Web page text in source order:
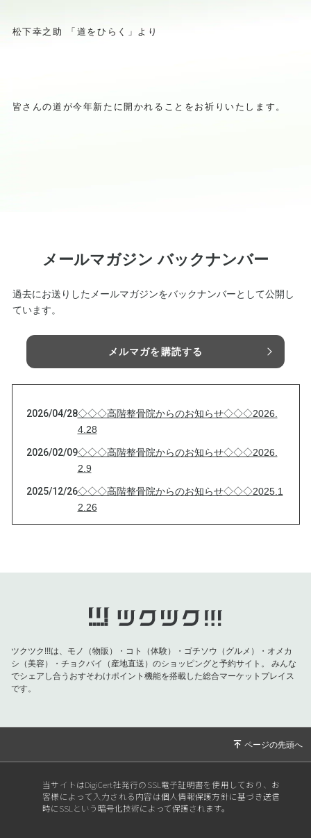
松下幸之助 「道をひらく」より
皆さんの道が今年新たに開かれることをお祈りいたします。
メールマガジン バックナンバー
過去にお送りしたメールマガジンをバックナンバーとして公開し
ています。
メルマガを購読する
2026/04/28◇◇◇高階整骨院からのお知らせ◇◇◇2026.
4.28
2026/02/09◇◇◇高階整骨院からのお知らせ◇◇◇2026.
2.9
2025/12/26◇◇◇高階整骨院からのお知らせ◇◇◇2025.1
2.26
◇◇◇高階整骨院からのお知らせ◇◇◇2025.
8.10
2025/05/26 ◇◇◇高階整骨院からのお知らせ◇◇◇2025.
5.26
2025/04/14
2025/03/15明日3月16日(日)丹波市春日町『おばあちゃん
2025/01/31イベント&キャンペーンのお知らせ！
2025/01/05年始のご挨拶/高階整骨院
2024/12/23年末年始のお知らせ
ツクツク!!!は、モノ（物販）・コト（体験）・ゴチソウ（グルメ）・オメカ
シ（美容）・チョクバイ（産地直送）のショッピングと予約サイト。
みんな
でシェアし合うおすそわけポイント機能を搭載した総合マーケットプレイス
です。
当サイトはDigiCert社発行のSSL電子証明書を使用しており、お
客様によって入力される内容は個人情報保護方針に基づき送信
時にSSLという暗号化技術によって保護されます。